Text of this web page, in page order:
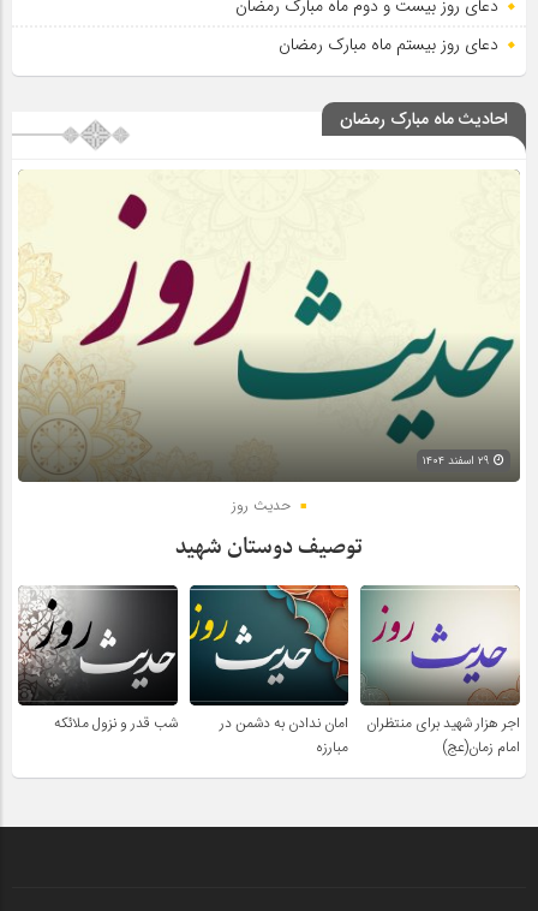
دعای روز بیست و دوم ماه مبارک رمضان
دعای روز بیستم ماه مبارک رمضان
احادیث ماه مبارک رمضان
حدیث روز
توصیف دوستان شهید
اجر هزار شهید برای منتظران
امام زمان(عج)
امان ندادن به دشمن در
مبارزه
شب قدر و نزول ملائکه